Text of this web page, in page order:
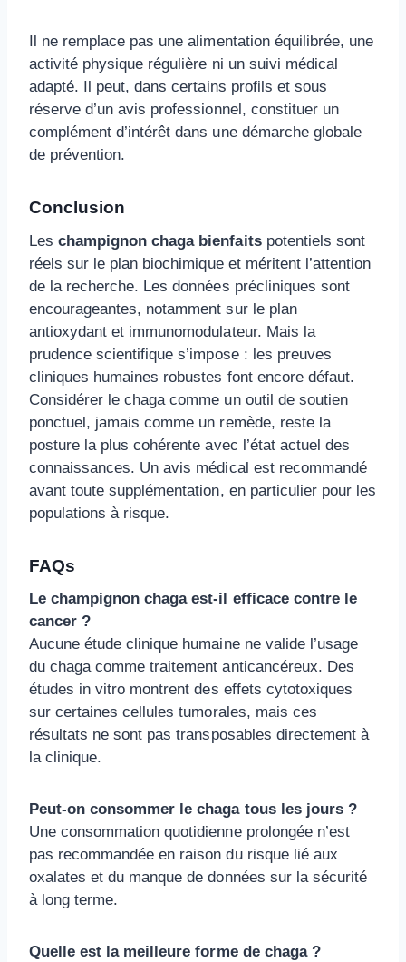
Il ne remplace pas une alimentation équilibrée, une
activité physique régulière ni un suivi médical
adapté. Il peut, dans certains profils et sous
réserve d’un avis professionnel, constituer un
complément d’intérêt dans une démarche globale
de prévention.
Conclusion
Leschampignon chaga bienfaitspotentiels sont
réels sur le plan biochimique et méritent l’attention
de la recherche. Les données précliniques sont
encourageantes, notamment sur le plan
antioxydant et immunomodulateur. Mais la
prudence scientifique s’impose : les preuves
cliniques humaines robustes font encore défaut.
Considérer le chaga comme un outil de soutien
ponctuel, jamais comme un remède, reste la
posture la plus cohérente avec l’état actuel des
connaissances. Un avis médical est recommandé
avant toute supplémentation, en particulier pour les
populations à risque.
FAQs
Le champignon chaga est-il efficace contre le
cancer ?
Aucune étude clinique humaine ne valide l’usage
du chaga comme traitement anticancéreux. Des
études in vitro montrent des effets cytotoxiques
sur certaines cellules tumorales, mais ces
résultats ne sont pas transposables directement à
la clinique.
Peut-on consommer le chaga tous les jours ?
Une consommation quotidienne prolongée n’est
pas recommandée en raison du risque lié aux
oxalates et du manque de données sur la sécurité
à long terme.
Quelle est la meilleure forme de chaga ?